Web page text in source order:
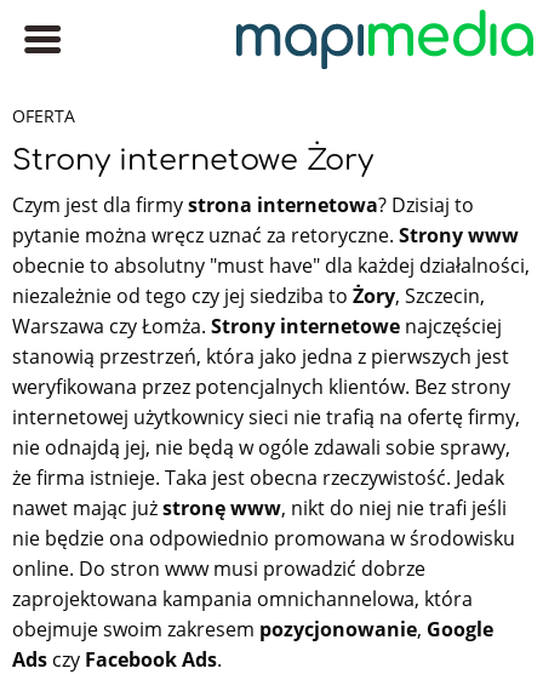
OFERTA
Strony internetowe Żory
Czym jest dla firmystrona internetowa? Dzisiaj to
pytanie można wręcz uznać za retoryczne. Strony www
obecnie to absolutny "must have" dla każdej działalności,
niezależnie od tego czy jej siedziba to Żory, Szczecin,
Warszawa czy Łomża. Strony internetowe najczęściej
stanowią przestrzeń, która jako jedna z pierwszych jest
weryfikowana przez potencjalnych klientów. Bez strony
internetowej użytkownicy sieci nie trafią na ofertę firmy,
nie odnajdą jej, nie będą w ogóle zdawali sobie sprawy,
że firma istnieje. Taka jest obecna rzeczywistość. Jedak
nawet mając jużstronę www, nikt do niej nie trafi jeśli
nie będzie ona odpowiednio promowana w środowisku
online. Do stron www musi prowadzić dobrze
zaprojektowana kampania omnichannelowa, która
obejmuje swoim zakresem pozycjonowanie, Google
Ads czy Facebook Ads.